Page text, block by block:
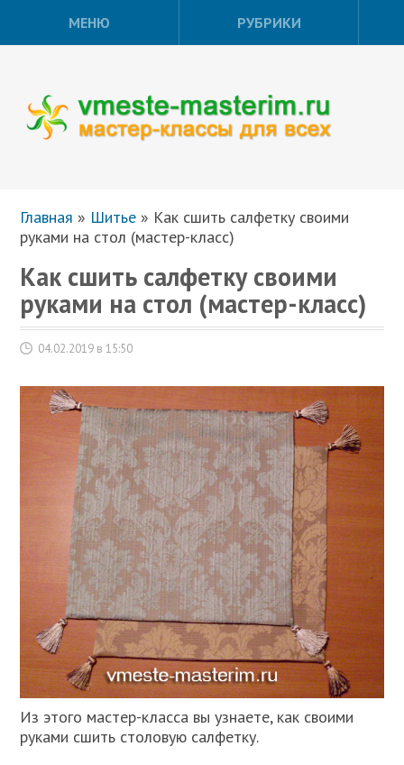
МЕНЮ РУБРИКИ
Главная » Шитье » Как сшить салфетку своими
руками на стол (мастер-класс)
Как сшить салфетку своими
руками на стол (мастер-класс)
04.02.2019 в 15:50
Из этого мастер-класса вы узнаете, как своими
руками сшить столовую салфетку.